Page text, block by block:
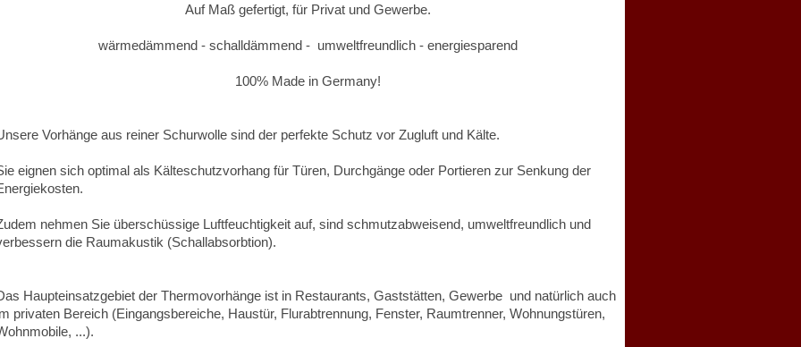
Auf Maß gefertigt, für Privat und Gewerbe.
wärmedämmend - schalldämmend - umweltfreundlich - energiesparend
100% Made in Germany!
Vorhänge aus reiner Schurwolle sind der perfekte Schutz vor Zugluft und Kälte.
eignen sich optimal als Kälteschutzvorhang für Türen, Durchgänge oder Portieren zur Senkung der
nehmen Sie überschüssige Luftfeuchtigkeit auf, sind schmutzabweisend, umweltfreundlich und
die Raumakustik (Schallabsorbtion).
Haupteinsatzgebiet der Thermovorhänge ist in Restaurants, Gaststätten, Gewerbe und natürlich auch
privaten Bereich (Eingangsbereiche, Haustür, Flurabtrennung, Fenster, Raumtrenner, Wohnungstüren,
...).